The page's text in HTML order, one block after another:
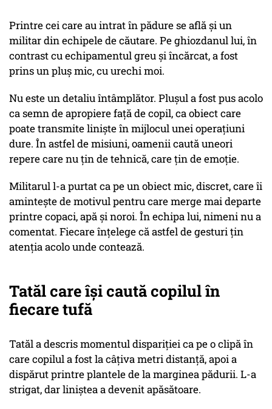
Printre cei care au intrat în pădure se află și un
militar din echipele de căutare. Pe ghiozdanul lui, în
contrast cu echipamentul greu și încărcat, a fost
prins un pluș mic, cu urechi moi.
Nu este un detaliu întâmplător. Plușul a fost pus acolo
ca semn de apropiere față de copil, ca obiect care
poate transmite liniște în mijlocul unei operațiuni
dure. În astfel de misiuni, oamenii caută uneori
repere care nu țin de tehnică, care țin de emoție.
Militarul l-a purtat ca pe un obiect mic, discret, care îi
amintește de motivul pentru care merge mai departe
printre copaci, apă și noroi. În echipa lui, nimeni nu a
comentat. Fiecare înțelege că astfel de gesturi țin
atenția acolo unde contează.
Tatăl care își caută copilul în
fiecare tufă
Tatăl a descris momentul dispariției ca pe o clipă în
care copilul a fost la câțiva metri distanță, apoi a
dispărut printre plantele de la marginea pădurii. L-a
strigat, dar liniștea a devenit apăsătoare.